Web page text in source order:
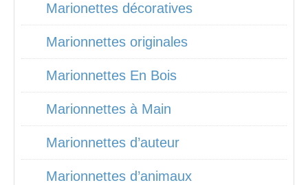
Marionettes décoratives
Marionnettes originales
Marionnettes En Bois
Marionnettes à Main
Marionnettes d’auteur
Marionnettes d’animaux